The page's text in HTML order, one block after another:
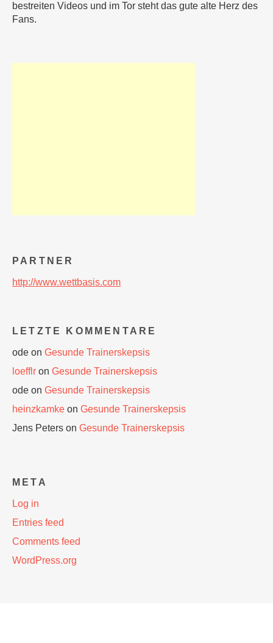
bestreiten Videos und im Tor steht das gute alte Herz des
Fans.
PARTNER
http://www.wettbasis.com
LETZTE KOMMENTARE
ode on Gesunde Trainerskepsis
loefflr on Gesunde Trainerskepsis
ode on Gesunde Trainerskepsis
heinzkamke on Gesunde Trainerskepsis
Jens Peters on Gesunde Trainerskepsis
META
Log in
Entries feed
Comments feed
WordPress.org